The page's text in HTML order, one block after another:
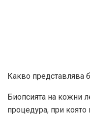
Какво представлява
Биопсията на кожни
процедура, при която